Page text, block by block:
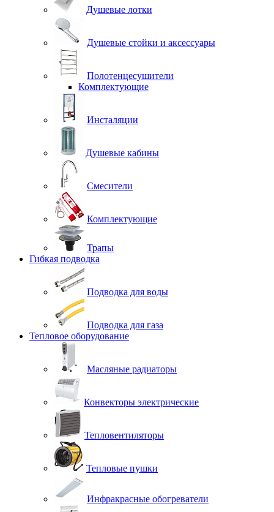
Душевые лотки
Душевые стойки и аксессуары
Полотенцесушители
Комплектующие
Инсталяции
Душевые кабины
Смесители
Комплектующие
Трапы
Гибкая подводка
Подводка для воды
Подводка для газа
Тепловое оборудование
Масляные радиаторы
Конвекторы электрические
Тепловентиляторы
Тепловые пушки
Инфракрасные обогреватели